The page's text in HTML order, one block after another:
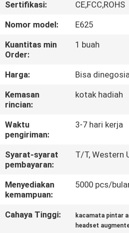
PABRIK
KONTROL
KUALITAS
BERITA
KASUS
PERMINTAAN
PENAWARAN
ONLINE
Sertifikasi:
CE,FCC,ROHS
Nomor model:
E625
Kuantitas min
Order:
1 buah
Harga:
Bisa
Kemasan
rincian:
kotak hadiah
Waktu
pengiriman:
3-7 hari kerja
Syarat-syarat
pembayaran:
T/T, Western
Menyediakan
kemampuan:
5000 pcs/
Cahaya Tinggi: kacamata pintar
headset